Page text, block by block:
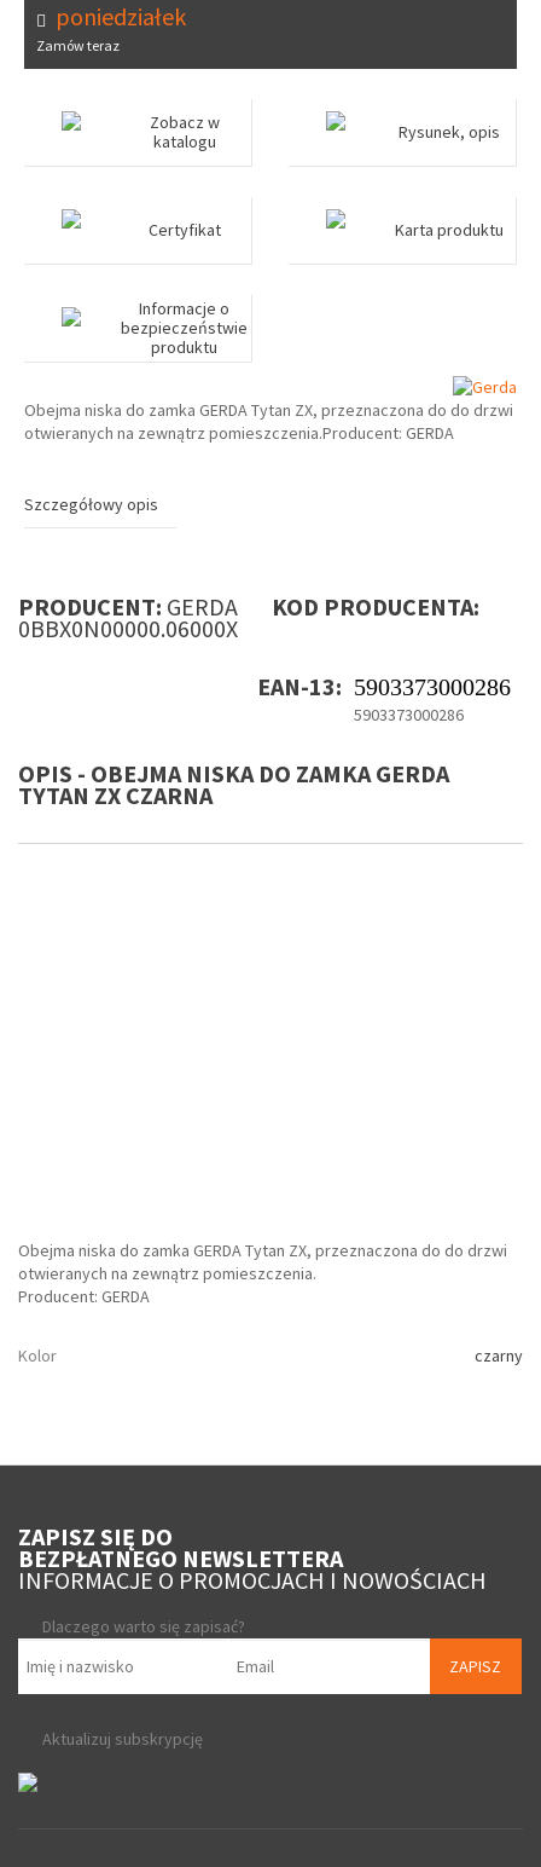
poniedziałek
Zamów teraz
Zobacz w
katalogu
Rysunek, opis
Certyfikat Karta produktu
Informacje o
bezpieczeństwie
produktu
Obejma niska do zamka GERDA Tytan ZX, przeznaczona do do drzwi
otwieranych na zewnątrz pomieszczenia.Producent: GERDA
Szczegółowy opis
PRODUCENT: GERDA KOD PRODUCENTA:
0BBX0N00000.06000X
EAN-13: 5903373000286
5903373000286
OPIS - OBEJMA NISKA DO ZAMKA GERDA
TYTAN ZX CZARNA
Obejma niska do zamka GERDA Tytan ZX, przeznaczona do do drzwi
otwieranych na zewnątrz pomieszczenia.
Producent: GERDA
Kolor czarny
ZAPISZ SIĘ DO
BEZPŁATNEGO NEWSLETTERA
INFORMACJE O PROMOCJACH I NOWOŚCIACH
Dlaczego warto się zapisać?
ZAPISZ
Aktualizuj subskrypcję